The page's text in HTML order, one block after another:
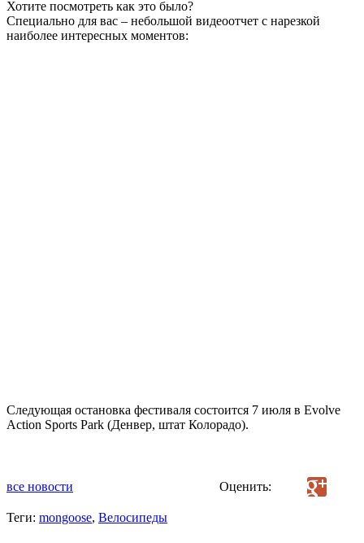
Хотите посмотреть как это было?
Специально для вас – небольшой видеоотчет с нарезкой
наиболее интересных моментов:
Следующая остановка фестиваля состоится 7 июля в Evolve
Action Sports Park (Денвер, штат Колорадо).
все новости Оценить:
Теги: mongoose, Велосипеды